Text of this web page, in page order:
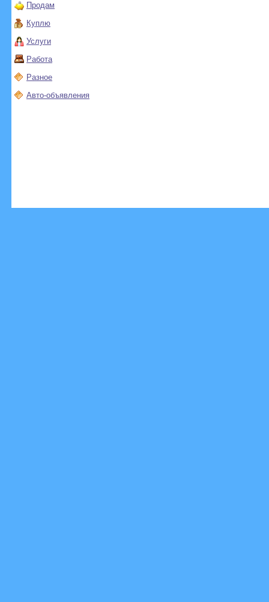
Продам
Куплю
Услуги
Работа
Разное
Авто-объявления